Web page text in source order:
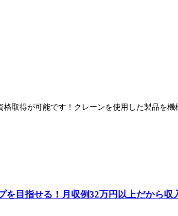
取得が可能です！クレーンを使用した製品を
を目指せる！月収例32万円以上だから